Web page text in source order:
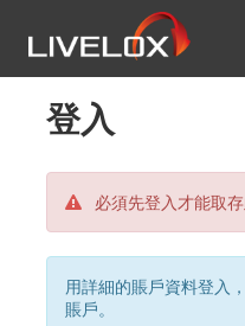
登入
必須先登入才能取存
用詳細的賬戶資料登入
賬戶。